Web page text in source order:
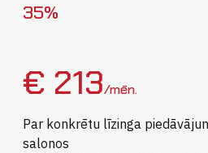
35%
€ 213/mēn.
Par konkrētu līzinga
salonos